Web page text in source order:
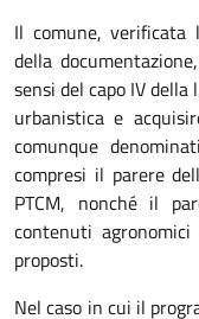
Il comune, verificata
della
sensi del capo IV
urbanistica e
comunque
compresi il parere
PTCM, nonché il
contenuti
proposti.
Nel caso in cui il